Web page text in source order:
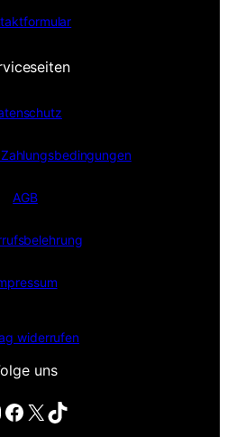
AGB
widerrufen
uns
Facebook X TikTok